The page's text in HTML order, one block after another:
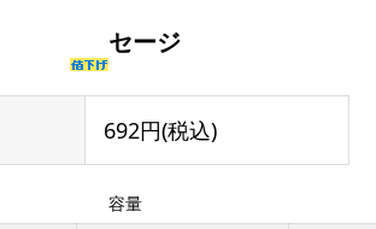
セージ
692円(税込)
容量